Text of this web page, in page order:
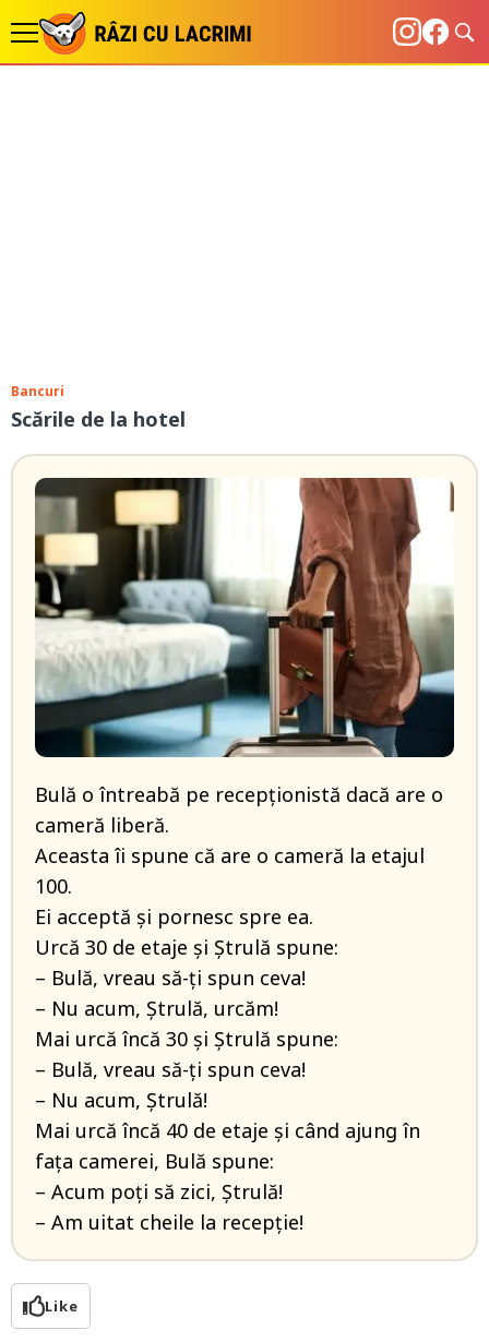
Bancuri
Scările de la hotel
Bulă o întreabă pe recepționistă dacă are o
cameră liberă.
Aceasta îi spune că are o cameră la etajul
100.
Ei acceptă și pornesc spre ea.
Urcă 30 de etaje și Ștrulă spune:
– Bulă, vreau să-ți spun ceva!
– Nu acum, Ștrulă, urcăm!
Mai urcă încă 30 și Ștrulă spune:
– Bulă, vreau să-ți spun ceva!
– Nu acum, Ștrulă!
Mai urcă încă 40 de etaje și când ajung în
fața camerei, Bulă spune:
– Acum poți să zici, Ștrulă!
– Am uitat cheile la recepție!
Like